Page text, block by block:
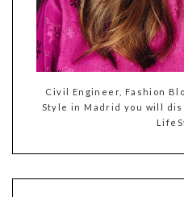
Civil Engineer, Fashion
Style in Madrid you will